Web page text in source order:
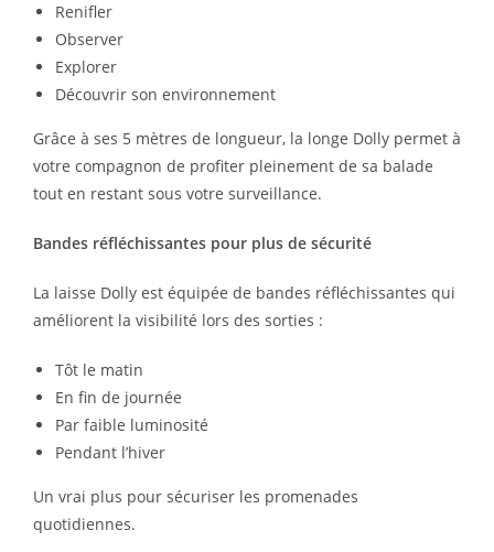
Renifler
Observer
Explorer
Découvrir son environnement
Grâce à ses 5 mètres de longueur, la longe Dolly permet à
votre compagnon de profiter pleinement de sa balade
tout en restant sous votre surveillance.
Bandes réfléchissantes pour plus de sécurité
La laisse Dolly est équipée de bandes réfléchissantes qui
améliorent la visibilité lors des sorties :
Tôt le matin
En fin de journée
Par faible luminosité
Pendant l’hiver
Un vrai plus pour sécuriser les promenades
quotidiennes.